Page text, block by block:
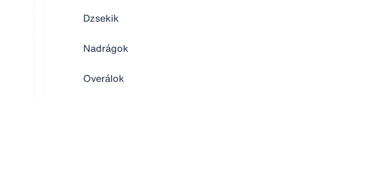
Dzsekik
Nadrágok
Overálok